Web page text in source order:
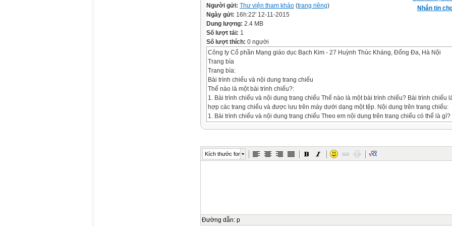
Nhắn tin
Người gửi: Thư viện tham khảo (trang riêng)
Ngày gửi: 16h:22' 12-11-2015
Dung lượng: 2.4 MB
Số lượt tải: 1
Số lượt thích: 0 người
Công ty Cổ phần Mạng giáo dục Bạch Kim - 27 Huỳnh Thúc Kháng, Đống Đa, Hà Nội
Trang bìa
Trang bìa:
Bài trình chiếu và nội dung trang chiếu
Thế nào là một bài trình chiếu?:
1. Bài trình chiếu và nội dung trang chiếu Thế nào là một bài trình chiếu? Bài trình chiếu
hợp các trang chiếu và được lưu trên máy dưới dạng một tệp. Nội dung trên trang chiếu:
1. Bài trình chiếu và nội dung trang chiếu Theo em nội dung trên trang chiếu có thể là gì?
2. Bố trí nội dung trên trang chiếu Tiêu đề trang Nội dung trang chiếu dạng liệt kê Mẫu bố
dung:
là quan trọng và nhất thiết phải có?
Kích thước font
Đường dẫn: p